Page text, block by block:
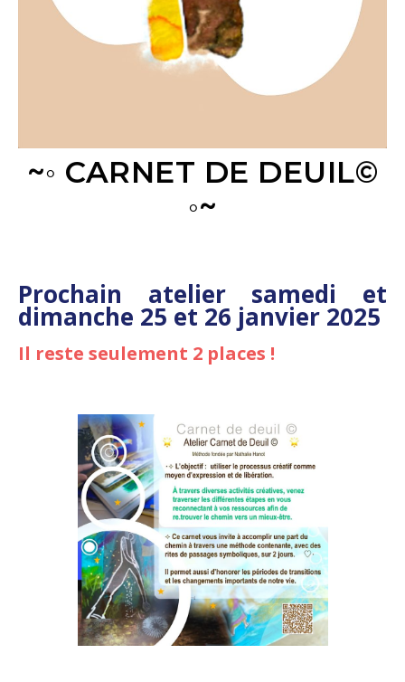
~◦ CARNET DE DEUIL©
◦~
Prochain atelier samedi et
dimanche 25 et 26 janvier 2025
Il reste seulement 2 places !